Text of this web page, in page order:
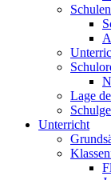
Lage
Unterricht